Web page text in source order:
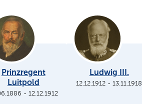
Prinzregent
Luitpold
-12.12.1912
Ludwig III.
12.12.1912 -13.11.1918